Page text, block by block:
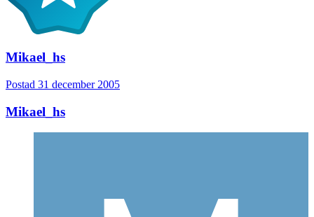
Mikael_hs
Postad 31 december 2005
Mikael_hs